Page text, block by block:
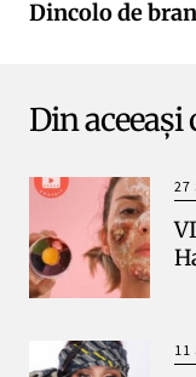
Dincolo de
Din aceeași
27
11